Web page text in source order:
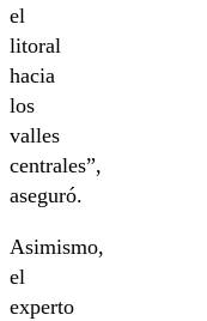
el
litoral
hacia
los
valles
centrales”,
aseguró.
Asimismo,
el
experto